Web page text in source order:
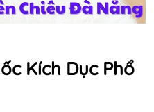
Kích Dục Phổ